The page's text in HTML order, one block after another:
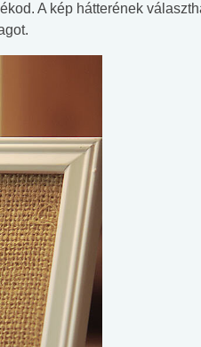
A kép hátterének